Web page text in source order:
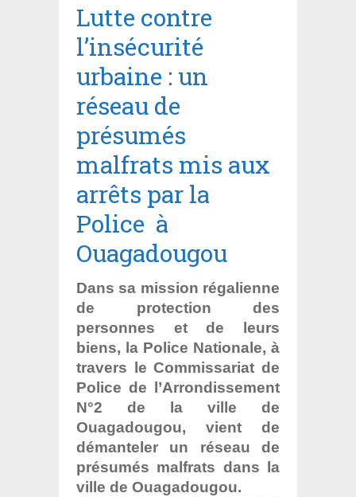
Lutte contre
l’insécurité
urbaine : un
réseau de
présumés
malfrats mis aux
arrêts par la
Police à
Ouagadougou
Dans sa mission régalienne
de protection des
personnes et de leurs
biens, la Police Nationale, à
travers le Commissariat de
Police de l’Arrondissement
N°2 de la ville de
Ouagadougou, vient de
démanteler un réseau de
présumés malfrats dans la
ville de Ouagadougou.